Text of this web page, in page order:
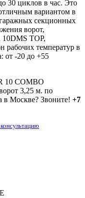
30 циклов в час. Это
вариантом в
секционных
ворот,
TOP,
рабочих температур в
от -20 до +55
10 COMBO
3,25 м. по
в Москве? Звоните! +7